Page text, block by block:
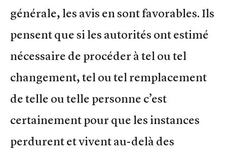
générale, les avis en sont favorables. Ils
pensent que si les autorités ont estimé
nécessaire de procéder à tel ou tel
changement, tel ou tel remplacement
de telle ou telle personne c’est
certainement pour que les instances
perdurent et vivent au-delà des